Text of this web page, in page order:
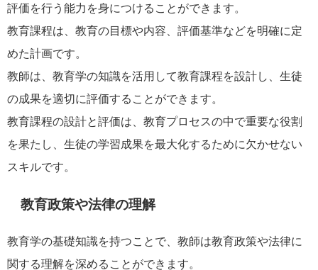
評価を行う能力を身につけることができます。
教育課程は、教育の目標や内容、評価基準などを明確に定
めた計画です。
教師は、教育学の知識を活用して教育課程を設計し、生徒
の成果を適切に評価することができます。
教育課程の設計と評価は、教育プロセスの中で重要な役割
を果たし、生徒の学習成果を最大化するために欠かせない
スキルです。
教育政策や法律の理解
教育学の基礎知識を持つことで、教師は教育政策や法律に
関する理解を深めることができます。